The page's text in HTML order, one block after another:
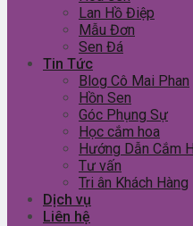
Lan Hồ Điệp
Mẫu Đơn
Sen Đá
Tin Tức
Blog Cô Mai Phan
Hồn Sen
Góc Phụng Sự
Học cắm hoa
Hướng Dẫn Cắm
Tư vấn
Tri ân Khách Hàng
Dịch vụ
Liên hệ